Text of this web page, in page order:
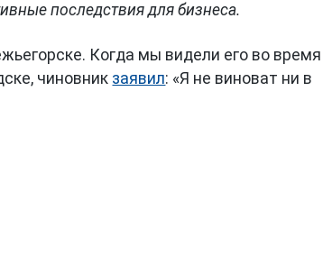
последствия для бизнеса.
Когда мы видели его во время
чиновник заявил: «Я не виноват ни в